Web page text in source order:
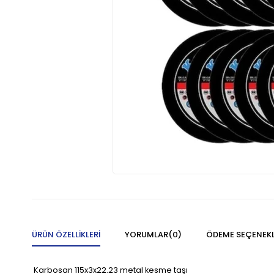
ÜRÜN ÖZELLIKLERI YORUMLAR(0) ÖDEME
Karbosan 115x3x22.23 metal kesme taşı